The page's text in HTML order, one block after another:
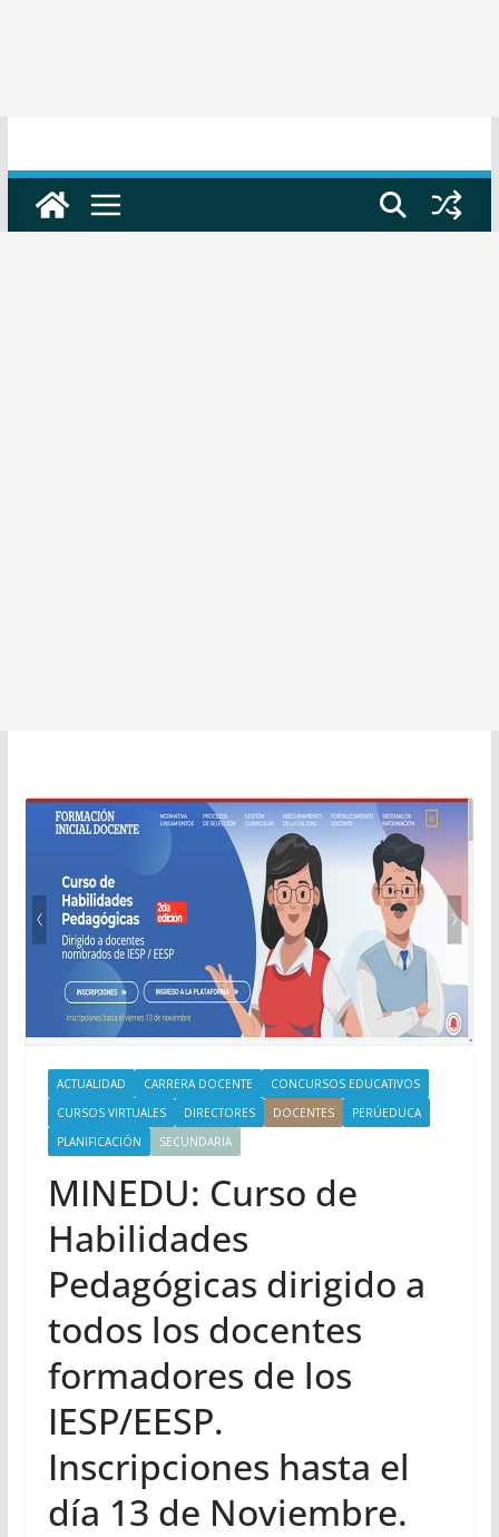
ACTUALIDAD CARRERA DOCENTE
CONCURSOS EDUCATIVOS
CURSOS VIRTUALES
DIRECTORES DOCENTES
PERÚEDUCA
PLANIFICACIÓN
SECUNDARIA
MINEDU: Curso de
Habilidades
Pedagógicas dirigido a
todos los docentes
formadores de los
IESP/EESP.
Inscripciones hasta el
día 13 de Noviembre.